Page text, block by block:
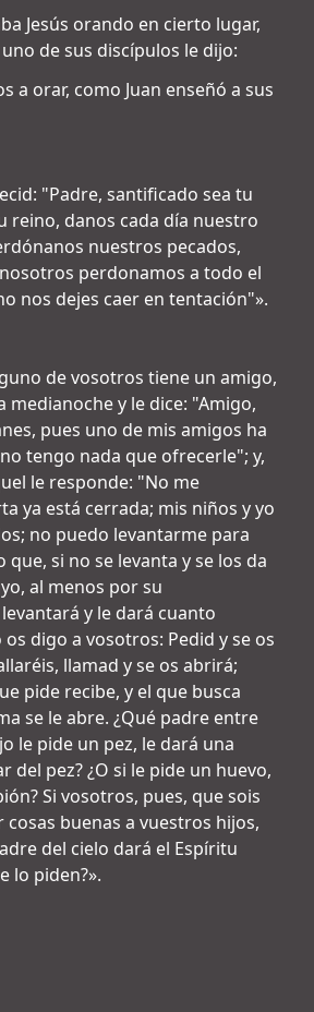
Jesús orando en cierto lugar,
de sus discípulos le dijo:
a orar, como Juan enseñó a sus
"Padre, santificado sea tu
reino, danos cada día nuestro
nuestros pecados,
perdonamos a todo el
nos dejes caer en tentación"».
de vosotros tiene un amigo,
medianoche y le dice: "Amigo,
pues uno de mis amigos ha
tengo nada que ofrecerle"; y,
le responde: "No me
ya está cerrada; mis niños y yo
no puedo levantarme para
si no se levanta y se los da
al menos por su
y le dará cuanto
os digo a vosotros: Pedid y se os
llamad y se os abrirá;
pide recibe, y el que busca
se le abre. ¿Qué padre entre
le pide un pez, le dará una
del pez? ¿O si le pide un huevo,
Si vosotros, pues, que sois
cosas buenas a vuestros hijos,
del cielo dará el Espíritu
lo piden?».